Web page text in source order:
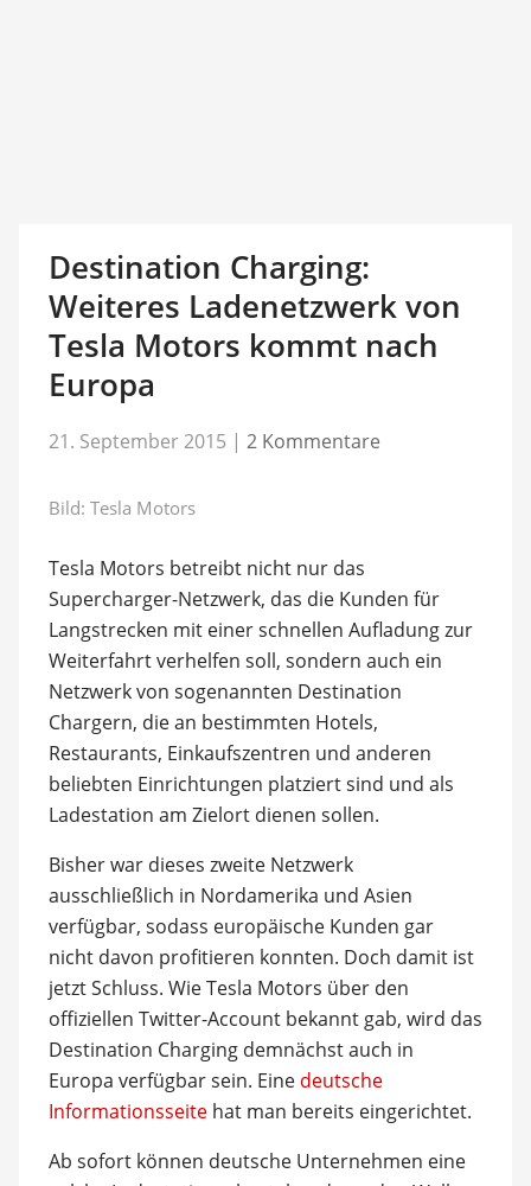
Destination Charging:
Weiteres Ladenetzwerk von
Tesla Motors kommt nach
Europa
21. September 2015 | 2 Kommentare
Bild: Tesla Motors
Tesla Motors betreibt nicht nur das
Supercharger-Netzwerk, das die Kunden für
Langstrecken mit einer schnellen Aufladung zur
Weiterfahrt verhelfen soll, sondern auch ein
Netzwerk von sogenannten Destination
Chargern, die an bestimmten Hotels,
Restaurants, Einkaufszentren und anderen
beliebten Einrichtungen platziert sind und als
Ladestation am Zielort dienen sollen.
Bisher war dieses zweite Netzwerk
ausschließlich in Nordamerika und Asien
verfügbar, sodass europäische Kunden gar
nicht davon profitieren konnten. Doch damit ist
jetzt Schluss. Wie Tesla Motors über den
offiziellen Twitter-Account bekannt gab, wird das
Destination Charging demnächst auch in
Europa verfügbar sein. Eine deutsche
Informationsseitehat man bereits eingerichtet.
Ab sofort können deutsche Unternehmen eine